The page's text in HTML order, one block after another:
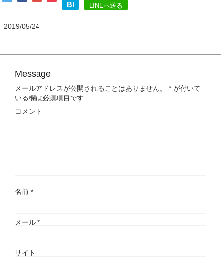
B! LINEへ送る
2019/05/24
Message
メールアドレスが公開されることはありません。 * が付いて
いる欄は必須項目です
コメント
名前 *
メール *
サイト